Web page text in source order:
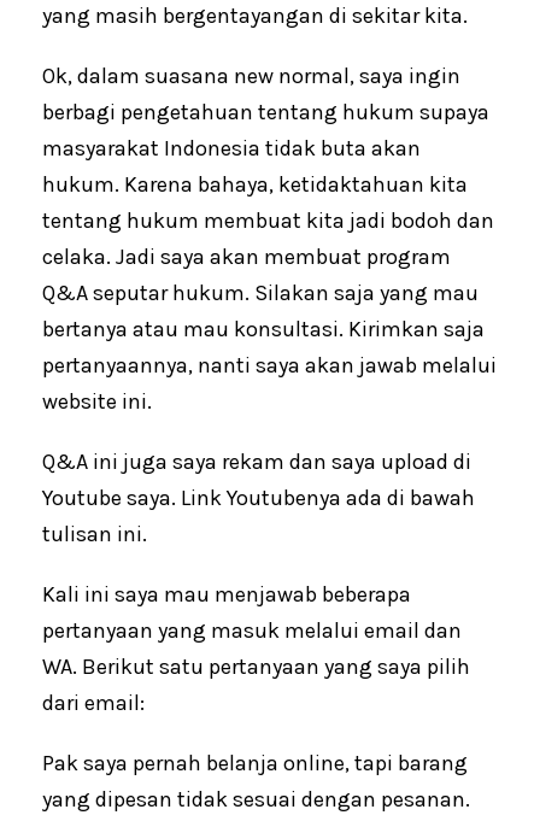
yang masih bergentayangan di sekitar kita.
Ok, dalam suasana new normal, saya ingin
berbagi pengetahuan tentang hukum supaya
masyarakat Indonesia tidak buta akan
hukum. Karena bahaya, ketidaktahuan kita
tentang hukum membuat kita jadi bodoh dan
celaka. Jadi saya akan membuat program
Q&A seputar hukum. Silakan saja yang mau
bertanya atau mau konsultasi. Kirimkan saja
pertanyaannya, nanti saya akan jawab melalui
website ini.
Q&A ini juga saya rekam dan saya upload di
Youtube saya. Link Youtubenya ada di bawah
tulisan ini.
Kali ini saya mau menjawab beberapa
pertanyaan yang masuk melalui email dan
WA. Berikut satu pertanyaan yang saya pilih
dari email:
Pak saya pernah belanja online, tapi barang
yang dipesan tidak sesuai dengan pesanan.